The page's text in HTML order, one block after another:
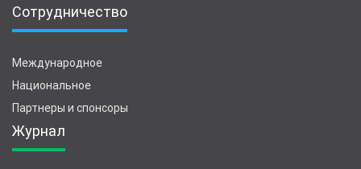
Сотрудничество
Международное
Национальное
Партнеры и спонсоры
Журнал